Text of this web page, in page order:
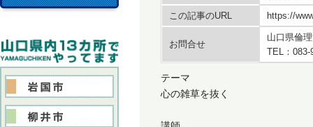
この記事のURL https://
お問合せ
山口県倫
TEL：
テーマ
心の雑草を抜く